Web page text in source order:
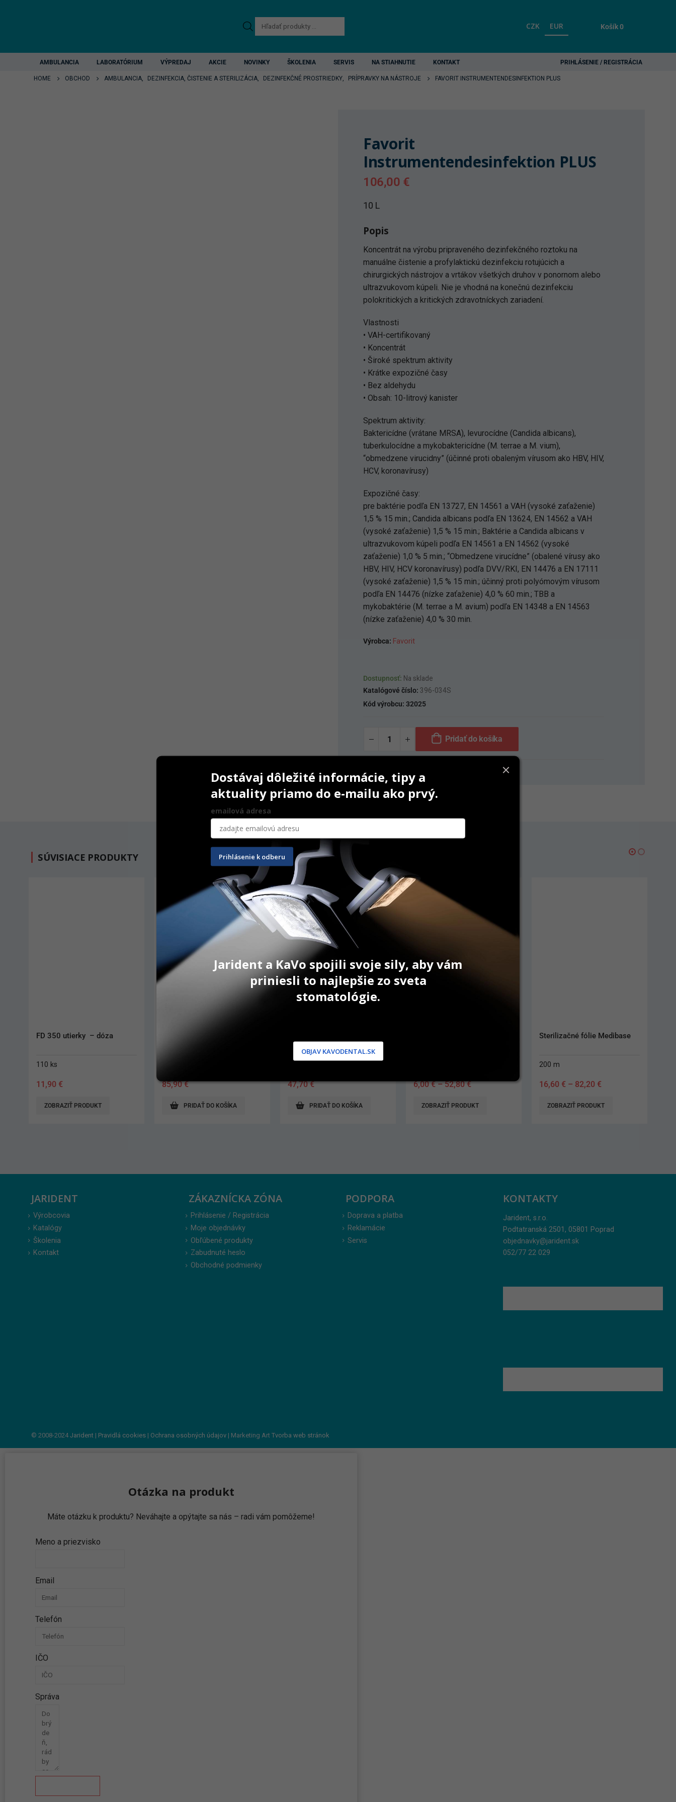
Products
search
CZK EUR Košík0
AMBULANCIA LABORATÓRIUM VÝPREDAJ AKCIE NOVINKY ŠKOLENIA SERVIS NA STIAHNUTIE KONTAKT PRIHLÁSENIE / REGISTRÁCIA
HOME OBCHOD AMBULANCIA, DEZINFEKCIA, ČISTENIE A STERILIZÁCIA, DEZINFEKČNÉ PROSTRIEDKY, PRÍPRAVKY NA NÁSTROJE FAVORIT INSTRUMENTENDESINFEKTION PLUS
Favorit
Instrumentendesinfektion PLUS
106,00 €
10 L
Popis
Koncentrát na výrobu pripraveného dezinfekčného roztoku na
manuálne čistenie a profylaktickú dezinfekciu rotujúcich a
chirurgických nástrojov a vrtákov všetkých druhov v ponornom alebo
ultrazvukovom kúpeli. Nie je vhodná na konečnú dezinfekciu
polokritických a kritických zdravotníckych zariadení.
Vlastnosti
• VAH-certifikovaný
• Koncentrát
• Široké spektrum aktivity
• Krátke expozičné časy
• Bez aldehydu
• Obsah: 10-litrový kanister
Spektrum aktivity:
Baktericídne (vrátane MRSA), levurocídne (Candida albicans),
tuberkulocídne a mykobaktericídne (M. terrae a M. vium),
“obmedzene virucidny” (účinné proti obaleným vírusom ako HBV, HIV,
HCV, koronavírusy)
Expozičné časy:
pre baktérie podľa EN 13727, EN 14561 a VAH (vysoké zaťaženie)
1,5 % 15 min.; Candida albicans podľa EN 13624, EN 14562 a VAH
(vysoké zaťaženie) 1,5 % 15 min.; Baktérie a Candida albicans v
ultrazvukovom kúpeli podľa EN 14561 a EN 14562 (vysoké
zaťaženie) 1,0 % 5 min.; “Obmedzene virucídne” (obalené vírusy ako
HBV, HIV, HCV koronavírusy) podľa DVV/RKI, EN 14476 a EN 17111
(vysoké zaťaženie) 1,5 % 15 min.; účinný proti polyómovým vírusom
podľa EN 14476 (nízke zaťaženie) 4,0 % 60 min.; TBB a
mykobaktérie (M. terrae a M. avium) podľa EN 14348 a EN 14563
(nízke zaťaženie) 4,0 % 30 min.
Výrobca: Favorit
Dostupnosť: Na sklade
Katalógové číslo: 396-034S
Kód výrobcu: 32025
Pridať do košíka
SÚVISIACE PRODUKTY
Puli-Jet Classic
5 L
85,90 €
PRIDAŤ DO KOŠÍKA
47,70€
PRIDAŤ DO KOŠÍKA
6,00€–52,80€
ZOBRAZIŤ PRODUKT
16,60€–82,20€
ZOBRAZIŤ PRODUKT
Dento-Viractis 57
5 L
52,00 €
PRIDAŤ DO KOŠÍKA
JARIDENT
Výrobcovia
Katalógy
Školenia
Kontakt
ZÁKAZNÍCKA ZÓNA
Prihlásenie / Registrácia
Moje objednávky
Obľúbené produkty
Zabudnuté heslo
Obchodné podmienky
PODPORA
Doprava a platba
Reklamácie
Servis
KONTAKTY
Jarident, s.r.o.
Podtatranská 2501, 05801 Poprad
objednavky@jarident.sk
052/77 22 029
© 2008-2024Jarident | Pravidlá cookies | Ochrana osobných údajov | Marketing Art Tvorba web stránok
Otázka na produkt
Máte otázku k produktu? Neváhajte a opýtajte sa nás – radi vám pomôžeme!
Meno a priezvisko
Email
Telefón
IČO
Správa
Dostávaj dôležité informácie, tipy a
aktuality priamo do e-mailu ako prvý.
emailová adresa
Prihlásenie k odberu
Jarident a KaVo spojili svoje sily, aby vám
priniesli to najlepšie zo sveta
stomatológie.
OBJAV KAVODENTAL.SK